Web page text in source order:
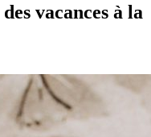
vacances à la